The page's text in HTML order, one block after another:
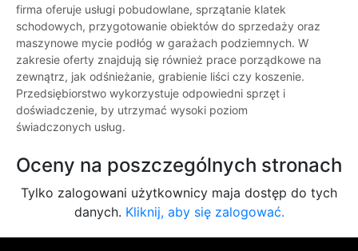
firma oferuje usługi pobudowlane, sprzątanie klatek
schodowych, przygotowanie obiektów do sprzedaży oraz
maszynowe mycie podłóg w garażach podziemnych. W
zakresie oferty znajdują się również prace porządkowe na
zewnątrz, jak odśnieżanie, grabienie liści czy koszenie.
Przedsiębiorstwo wykorzystuje odpowiedni sprzęt i
doświadczenie, by utrzymać wysoki poziom
świadczonych usług.
Oceny na poszczególnych stronach
Tylko zalogowani użytkownicy maja dostęp do tych
danych. Kliknij, aby się zalogować.